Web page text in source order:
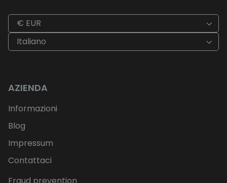
€ EUR
Italiano
AZIENDA
Informazioni
Blog
Impressum
Contattaci
Fraud prevention